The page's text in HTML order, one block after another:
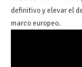
definitivo y elevar el
marco europeo.